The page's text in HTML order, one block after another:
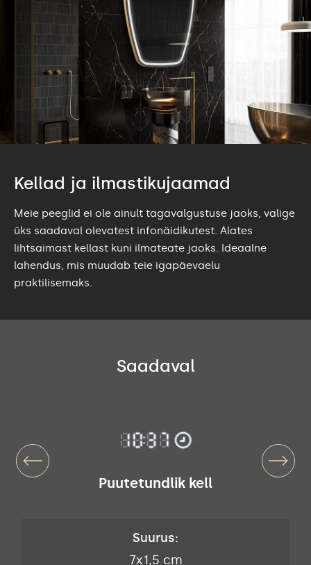
Kellad ja ilmastikujaamad
Meie peeglid ei ole ainult tagavalgustuse jaoks, valige
üks saadaval olevatest infonäidikutest. Alates
lihtsaimast kellast kuni ilmateate jaoks. Ideaalne
lahendus, mis muudab teie igapäevaelu
praktilisemaks.
Saadaval
Puutetundlik kell
Suurus:
7x1,5 cm